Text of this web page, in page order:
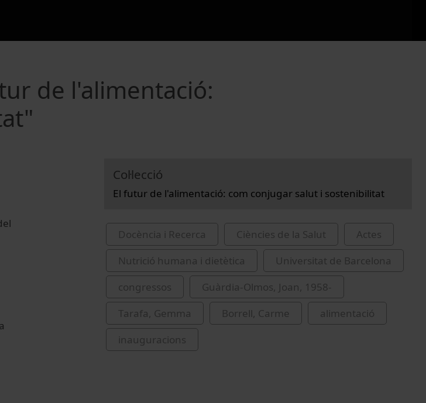
de l'alimentació:
Col·lecció
El futur de l'alimentació: com conjugar salut i sostenibilitat
Docència i Recerca Ciències de la Salut
Actes
Nutrició humana i dietètica
Universitat de Barcelona
congressos
Guàrdia-Olmos, Joan, 1958-
Tarafa, Gemma
Borrell, Carme
alimentació
inauguracions